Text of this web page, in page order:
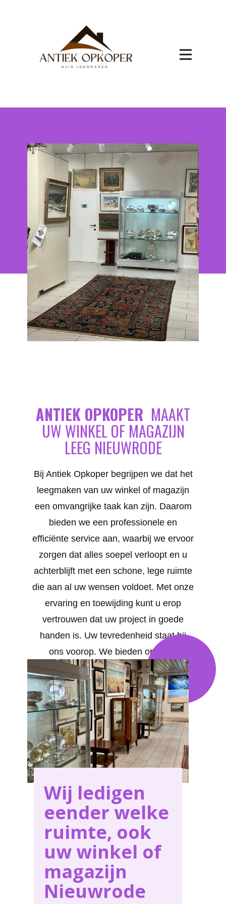
ANTIEK OPKOPER MAAKT
UW WINKEL OF MAGAZIJN
LEEG NIEUWRODE
Bij Antiek Opkoper begrijpen we dat het
leegmaken van uw winkel of magazijn
een omvangrijke taak kan zijn. Daarom
bieden we een professionele en
efficiënte service aan, waarbij we ervoor
zorgen dat alles soepel verloopt en u
achterblijft met een schone, lege ruimte
die aan al uw wensen voldoet. Met onze
ervaring en toewijding kunt u erop
vertrouwen dat uw project in goede
handen is. Uw tevredenheid staat bij
ons voorop. We bieden op maat
gemaakte oplossingen voor al uw
behoeften in Nieuwrode .
Wij ledigen
eender welke
ruimte, ook
uw winkel of
magazijn
Nieuwrode